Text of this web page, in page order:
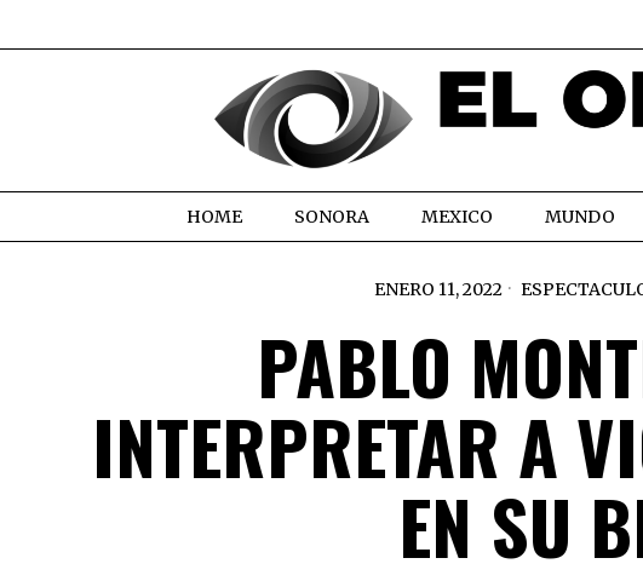
HOME SONORA MEXICO MUNDO
ENERO 11, 2022
PABLO
INTERPRETAR A
EN SU